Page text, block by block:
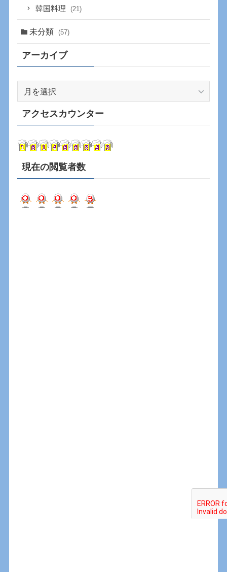
韓国料理 (21)
未分類 (57)
アーカイブ
カ
イ
アクセスカウンター
現在の閲覧者数